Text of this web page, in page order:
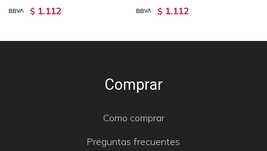
$ 1.112 $ 1.112
Comprar
Como comprar
Preguntas frecuentes